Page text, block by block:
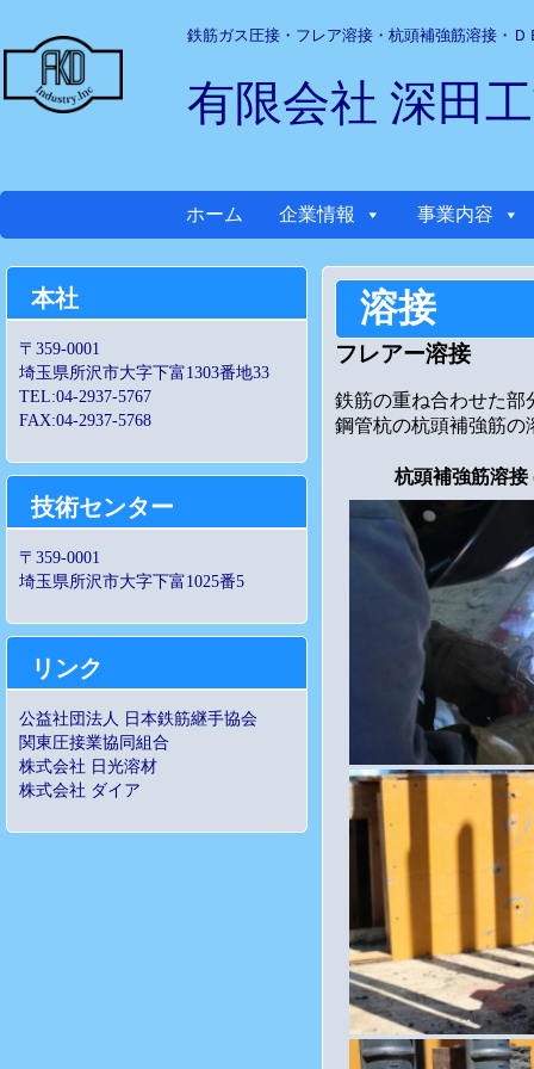
鉄筋ガス圧接・フレア溶接・杭頭補強筋溶接・Ｄ
有限会社 深田
ホーム 企業情報 事業内容
本社
〒359-0001
埼玉県所沢市大字下富1303番地33
TEL:04-2937-5767
FAX:04-2937-5768
技術センター
〒359-0001
埼玉県所沢市大字下富1025番5
リンク
公益社団法人 日本鉄筋継手協会
関東圧接業協同組合
株式会社 日光溶材
株式会社 ダイア
溶接
フレアー溶接
鉄筋の重ね合わせた部
鋼管杭の杭頭補強筋の
杭頭補強筋溶接